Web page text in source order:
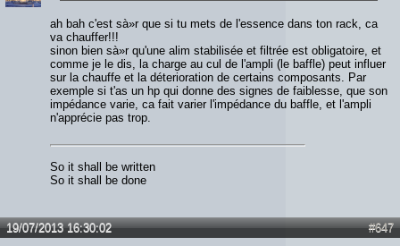
ah bah c'est sà»r que si tu mets de l'essence dans ton rack, ca
va chauffer!!!
sinon bien sà»r qu'une alim stabilisée et filtrée est obligatoire, et
comme je le dis, la charge au cul de l'ampli (le baffle) peut influer
sur la chauffe et la déterioration de certains composants. Par
exemple si t'as un hp qui donne des signes de faiblesse, que son
impédance varie, ca fait varier l'impédance du baffle, et l'ampli
n'apprécie pas trop.
So it shall be written
So it shall be done
#647
19/07/2013 16:30:02